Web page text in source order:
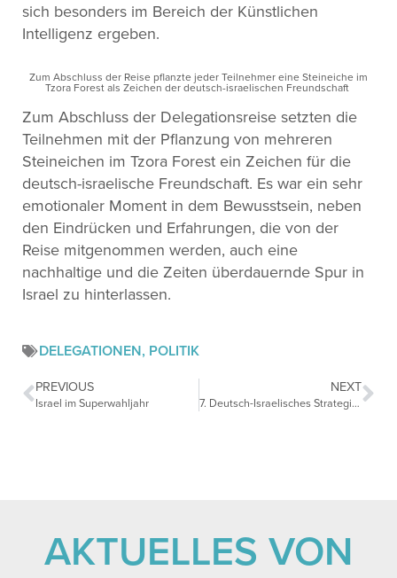
sich besonders im Bereich der Künstlichen
Intelligenz ergeben.
Zum Abschluss der Reise pflanzte jeder Teilnehmer eine Steineiche im
Tzora Forest als Zeichen der deutsch-israelischen Freundschaft
Zum Abschluss der Delegationsreise setzten die
Teilnehmen mit der Pflanzung von mehreren
Steineichen im Tzora Forest ein Zeichen für die
deutsch-israelische Freundschaft. Es war ein sehr
emotionaler Moment in dem Bewusstsein, neben
den Eindrücken und Erfahrungen, die von der
Reise mitgenommen werden, auch eine
nachhaltige und die Zeiten überdauernde Spur in
Israel zu hinterlassen.
DELEGATIONEN, POLITIK
PREVIOUS
Israel im Superwahljahr
NEXT
7. Deutsch-Israelisches Strategisches Forum
AKTUELLES VON